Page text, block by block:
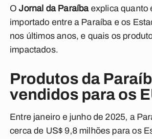
OJornal da Paraíbaexplica quanto
importado entre a Paraíba e os
nos últimos anos, e quais os
impactados.
Produtos da
vendidos para os
Entre janeiro e junho de 2025, a
cerca de US$ 9,8 milhões para os